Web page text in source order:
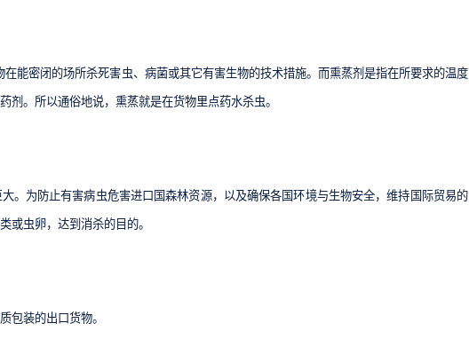
能密闭的场所杀死害虫、病菌或其它有害生物的技术措施。而熏蒸剂是指在所要求的温度
。所以通俗地说，熏蒸就是在货物里点药水杀虫。
。为防止有害病虫危害进口国森林资源，以及确保各国环境与生物安全，维持国际贸易的
或虫卵，达到消杀的目的。
包装的出口货物。